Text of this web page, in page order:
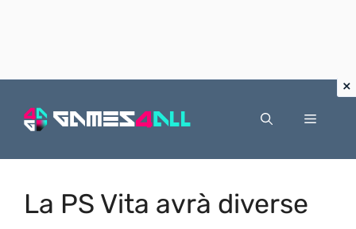
Menu
La PS Vita avrà diverse